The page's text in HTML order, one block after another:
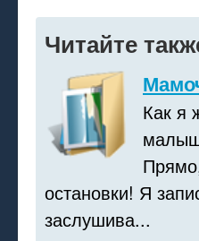
Читайте
Как я
остановки! Я
заслушива...